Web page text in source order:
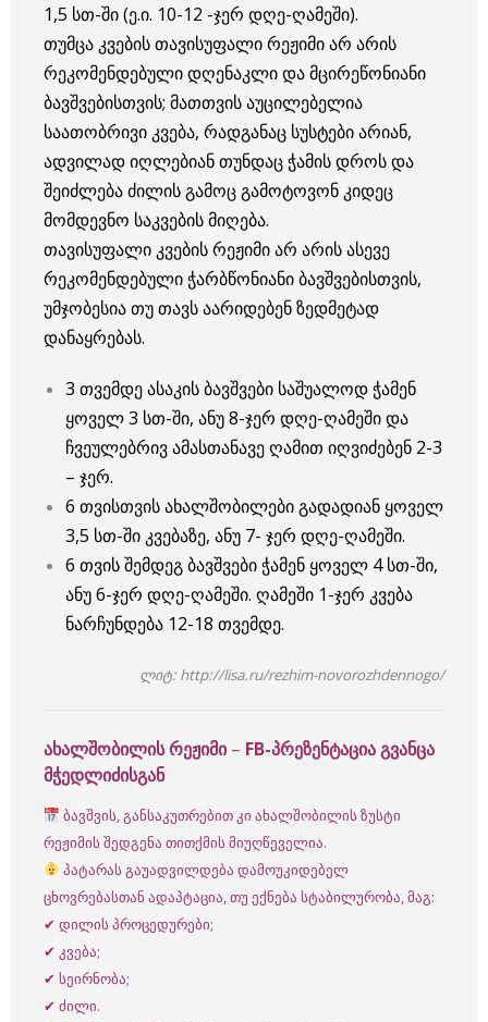
1,5 სთ-ში (ე.ი. 10-12 -ჯერ დღე-ღამეში).
თუმცა კვების თავისუფალი რეჟიმი არ არის
რეკომენდებული დღენაკლი და მცირეწონიანი
ბავშვებისთვის; მათთვის აუცილებელია
საათობრივი კვება, რადგანაც სუსტები არიან,
ადვილად იღლებიან თუნდაც ჭამის დროს და
შეიძლება ძილის გამოც გამოტოვონ კიდეც
მომდევნო საკვების მიღება.
თავისუფალი კვების რეჟიმი არ არის ასევე
რეკომენდებული ჭარბწონიანი ბავშვებისთვის,
უმჯობესია თუ თავს აარიდებენ ზედმეტად
დანაყრებას.
3 თვემდე ასაკის ბავშვები საშუალოდ ჭამენ
ყოველ 3 სთ-ში, ანუ 8-ჯერ დღე-ღამეში და
ჩვეულებრივ ამასთანავე ღამით იღვიძებენ 2-3
– ჯერ.
6 თვისთვის ახალშობილები გადადიან ყოველ
3,5 სთ-ში კვებაზე, ანუ 7- ჯერ დღე-ღამეში.
6 თვის შემდეგ ბავშვები ჭამენ ყოველ 4 სთ-ში,
ანუ 6-ჯერ დღე-ღამეში. ღამეში 1-ჯერ კვება
ნარჩუნდება 12-18 თვემდე.
ლიტ: http://lisa.ru/rezhim-novorozhdennogo/
ახალშობილის რეჟიმი– FB-პრეზენტაცია გვანცა
მჭედლიძისგან
ბავშვის, განსაკუთრებით კი ახალშობილის ზუსტი
რეჟიმის შედგენა თითქმის მიუღწეველია.
პატარას გაუადვილდება დამოუკიდებელ
ცხოვრებასთან ადაპტაცია, თუ ექნება სტაბილურობა, მაგ:
✔ დილის პროცედურები;
✔ კვება;
✔ სეირნობა;
✔ ძილი.